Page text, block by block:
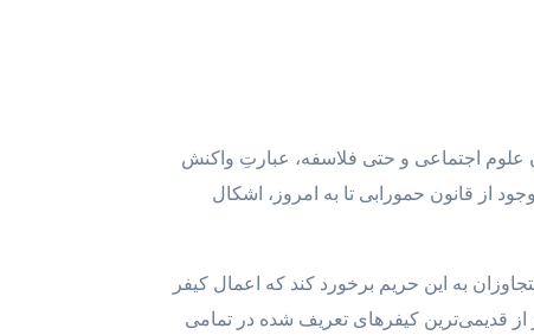
علوم اجتماعی و حتی فلاسفه، عبارتِ واکنش
از قانون حمورابی تا به امروز، اشکال
به این حریم برخورد کند که اعمال کیفر
قدیمی‌ترین کیفرهای تعریف شده در تمامی